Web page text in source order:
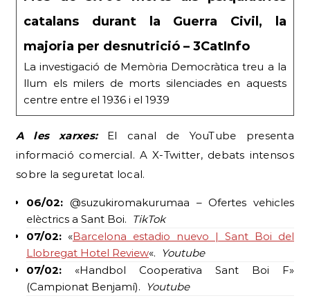
catalans durant la Guerra Civil, la
majoria per desnutrició – 3CatInfo
La investigació de Memòria Democràtica treu a la
llum els milers de morts silenciades en aquests
centre entre el 1936 i el 1939
A les xarxes: El canal de YouTube presenta
informació comercial. A X-Twitter, debats intensos
sobre la seguretat local.
06/02: @suzukiromakurumaa – Ofertes vehicles
elèctrics a Sant Boi. TikTok
07/02: «Barcelona estadio nuevo | Sant Boi del
Llobregat Hotel Review«. Youtube
07/02: «Handbol Cooperativa Sant Boi F»
(Campionat Benjamí). Youtube